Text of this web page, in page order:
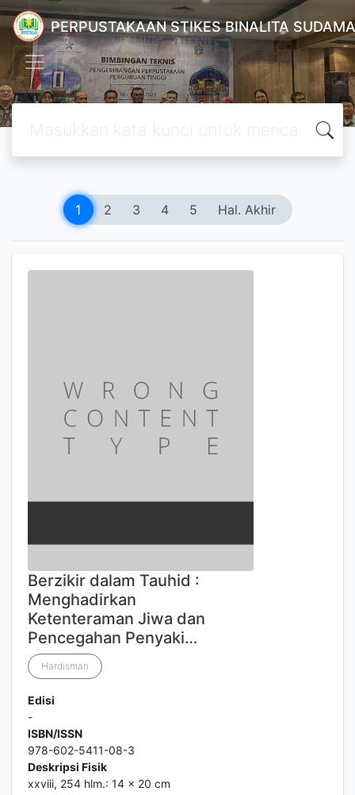
PERPUSTAKAAN STIKES BINALITA
1 2 3 4 5 Hal. Akhir
Berzikir dalam Tauhid :
Menghadirkan
Ketenteraman Jiwa dan
Pencegahan Penyaki…
Hardisman
Edisi
-
ISBN/ISSN
978-602-5411-08-3
Deskripsi Fisik
xxviii, 254 hlm.: 14 x 20 cm